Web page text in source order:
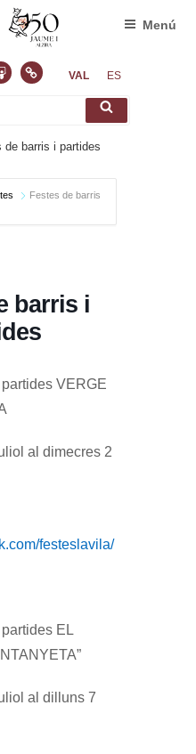
NormasVAL ES
Cerca
Menú
de barris i partides
Festes de barris
barris i
VERGE
al dimecres 2
festeslavila/
EL
al dilluns 7